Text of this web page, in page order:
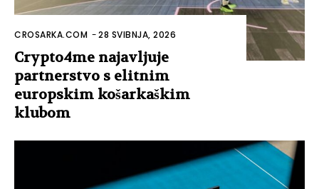
CROSARKA.COM -28 SVIBNJA, 2026
Crypto4me najavljuje
partnerstvo s elitnim
europskim košarkaškim
klubom